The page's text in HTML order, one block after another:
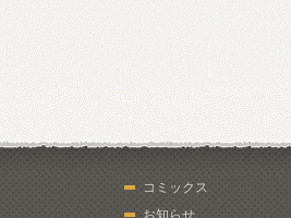
コミックス
お知らせ